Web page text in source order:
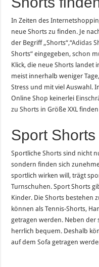
In Zeiten des
neue Shorts zu finden. Je
der Begriff „Shorts“,“Adidas
Shorts“ eingegeben, schon
Klick, die neue Shorts landet
meist innerhalb weniger
Stress und mit viel Auswahl.
Online Shop keinerlei
zu Shorts in Größe XXL
Sport Shorts
Sportliche Shorts sind nicht
sondern finden sich
sportlich wirken will, trägt
Turnschuhen. Sport Shorts
Kinder. Die Shorts bestehen
können als Tennis-Shorts,
getragen werden. Neben
herrlich bequem. Deshalb
auf dem Sofa getragen